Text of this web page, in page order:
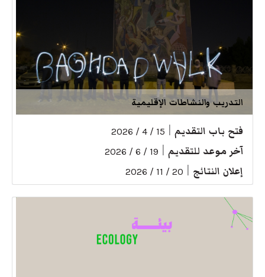
التدريب والنشاطات الإقليمية
فتح باب التقديم 15 / 4 / 2026
آخر موعد للتقديم 19 / 6 / 2026
إعلان النتائج 20 / 11 / 2026